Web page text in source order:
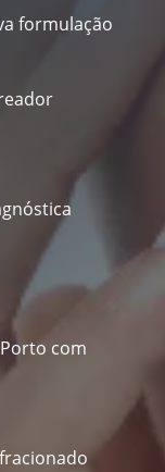
formulação
com